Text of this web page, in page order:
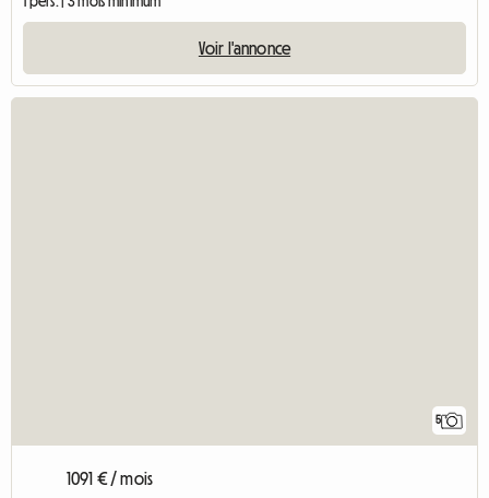
Voir l'annonce
5
1091 € / mois